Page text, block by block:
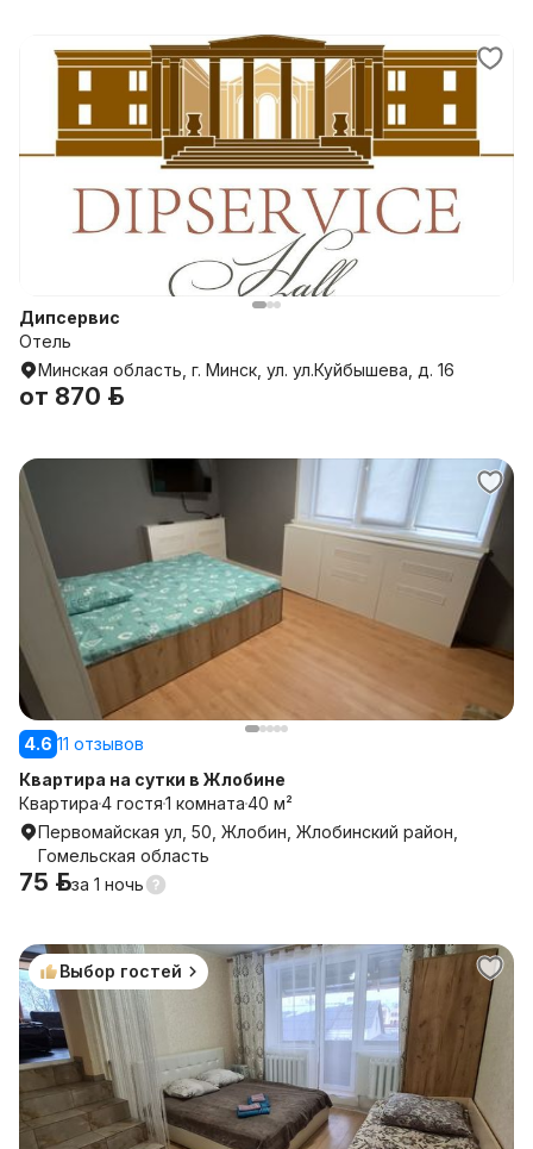
Дипсервис
Отель
Минская область, г. Минск, ул. ул.Куйбышева, д. 16
от 870 р.
4.6 11 отзывов
Квартира на сутки в Жлобине
Квартира4 гостя1 комната40 м²
Первомайская ул, 50, Жлобин, Жлобинский район,
Гомельская область
75 р.за 1 ночь
Выбор гостей